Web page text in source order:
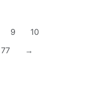
9
10
77 →